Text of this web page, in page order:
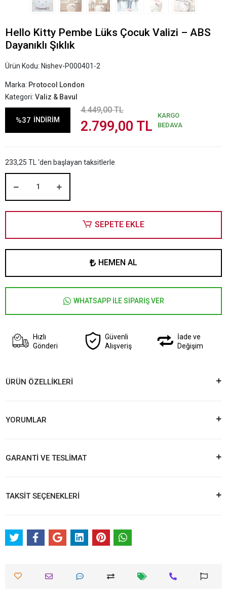
Hello Kitty Pembe Lüks Çocuk Valizi – ABS
Dayanıklı Şıklık
Ürün Kodu: Nishev-P000401-2
Marka: Protocol London
Kategori: Valiz & Bavul
%37 İNDİRİM
4.449,00 TL
2.799,00 TL
KARGO
BEDAVA
233,25 TL 'den başlayan taksitlerle
SEPETE EKLE
HEMEN AL
WHATSAPP İLE SİPARİŞ VER
Hızlı
Gönderi
Güvenli
Alışveriş
İade ve
Değişim
ÜRÜN ÖZELLİKLERİ
YORUMLAR
GARANTİ VE TESLİMAT
TAKSİT SEÇENEKLERİ